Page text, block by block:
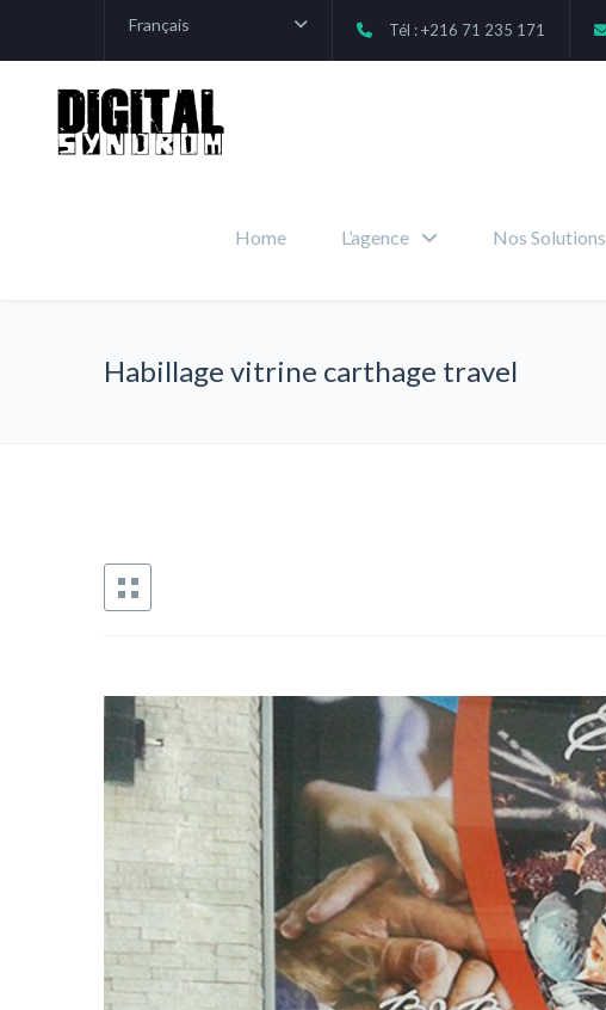
Français Tél : +216 71 235 171
Home L’agence Nos Solutions
Habillage vitrine carthage travel